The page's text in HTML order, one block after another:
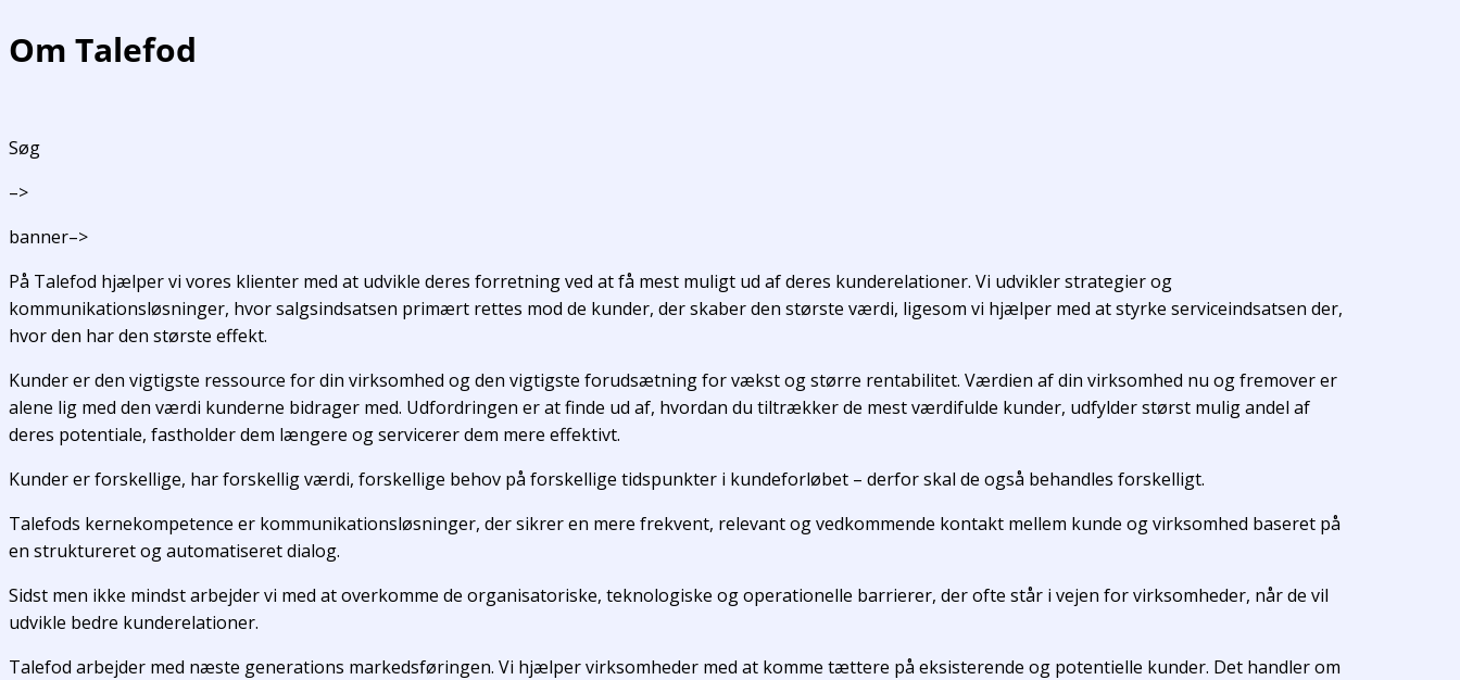
til
Om Talefod
Søg
–>
banner–>
På Talefod hjælper vi vores klienter med at udvikle deres forretning ved at få mest muligt ud af deres kunderelationer. Vi udvikler strategier og
kommunikationsløsninger, hvor salgsindsatsen primært rettes mod de kunder, der skaber den største værdi, ligesom vi hjælper med at styrke serviceindsatsen der,
hvor den har den største effekt.
Kunder er den vigtigste ressource for din virksomhed og den vigtigste forudsætning for vækst og større rentabilitet. Værdien af din virksomhed nu og fremover er
alene lig med den værdi kunderne bidrager med. Udfordringen er at finde ud af, hvordan du tiltrækker de mest værdifulde kunder, udfylder størst mulig andel af
deres potentiale, fastholder dem længere og servicerer dem mere effektivt.
Kunder er forskellige, har forskellig værdi, forskellige behov på forskellige tidspunkter i kundeforløbet – derfor skal de også behandles forskelligt.
Talefods kernekompetence er kommunikationsløsninger, der sikrer en mere frekvent, relevant og vedkommende kontakt mellem kunde og virksomhed baseret på
en struktureret og automatiseret dialog.
Sidst men ikke mindst arbejder vi med at overkomme de organisatoriske, teknologiske og operationelle barrierer, der ofte står i vejen for virksomheder, når de vil
udvikle bedre kunderelationer.
Talefod arbejder med næste generations markedsføringen. Vi hjælper virksomheder med at komme tættere på eksisterende og potentielle kunder. Det handler om